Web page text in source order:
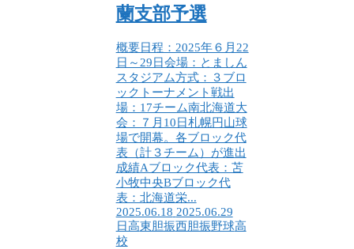
蘭支部予選
概要日程：2025年６月22
日～29日会場：とましん
スタジアム方式：３ブロ
ックトーナメント戦出
場：17チーム南北海道大
会：７月10日札幌円山球
場で開幕。各ブロック代
表（計３チーム）が進出
成績Aブロック代表：苫
小牧中央Bブロック代
表：北海道栄...
2025.06.18 2025.06.29
日高東胆振西胆振野球高
校